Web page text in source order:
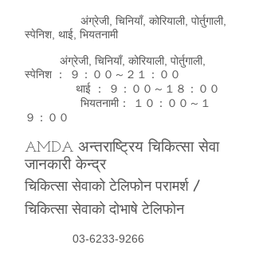
अंग्रेजी, चिनियाँ, कोरियाली, पोर्तुगाली,
स्पेनिश, थाई, भियतनामी
अंग्रेजी, चिनियाँ, कोरियाली, पोर्तुगाली,
स्पेनिश ： ９：００～２１：００
थाई ： ９：００～１８：００
भियतनामी： １０：００～１
９：００
AMDA अन्तराष्ट्रिय चिकित्सा सेवा
जानकारी केन्द्र
चिकित्सा सेवाको टेलिफोन परामर्श /
चिकित्सा सेवाको दोभाषे टेलिफोन
03-6233-9266